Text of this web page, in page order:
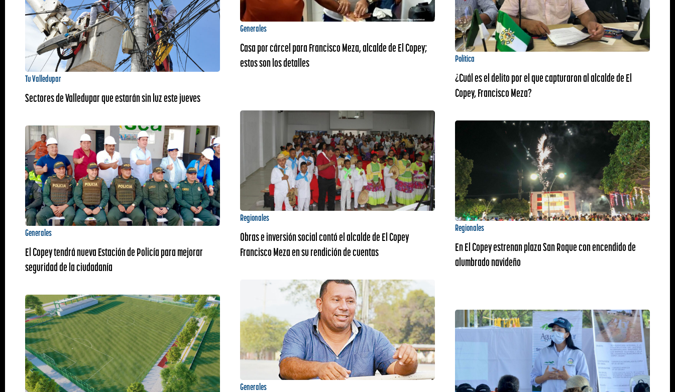
Generales
Casa por cárcel para Francisco Meza, alcalde de El Copey;
estos son los detalles
Política
¿Cuál es el delito por el que capturaron al alcalde de El
Copey, Francisco Meza?
Tu Valledupar
Sectores de Valledupar que estarán sin luz este jueves
Regionales
En El Copey estrenan plaza San Roque con encendido de
alumbrado navideño
Generales
El Copey tendrá nueva Estación de Policía para mejorar
seguridad de la ciudadanía
Regionales
Obras e inversión social contó el alcalde de El Copey
Francisco Meza en su rendición de cuentas
Generales